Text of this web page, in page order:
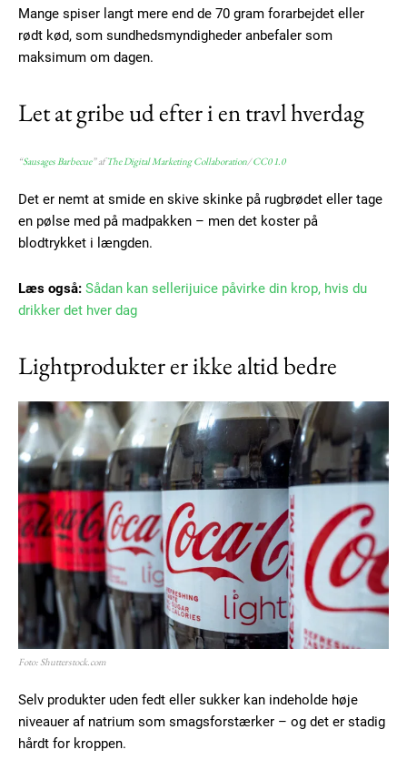
Subscription Plans
Free limited access
Gratis / forever
Praesent euismod ac
Ut mollis pellentesque tortor
Nullam eu erat condimentum
Mange spiser langt mere end de 70 gram forarbejdet eller
rødt kød, som sundhedsmyndigheder anbefaler som
maksimum om dagen.
Let at gribe ud efter i en travl hverdag
“Sausages Barbecue” afThe Digital Marketing Collaboration/CC0 1.0
Det er nemt at smide en skive skinke på rugbrødet eller tage
en pølse med på madpakken – men det koster på
blodtrykket i længden.
Læs også: Sådan kan sellerijuice påvirke din krop, hvis du
drikker det hver dag
Lightprodukter er ikke altid bedre
Foto: Shutterstock.com
Selv produkter uden fedt eller sukker kan indeholde høje
niveauer af natrium som smagsforstærker – og det er stadig
hårdt for kroppen.